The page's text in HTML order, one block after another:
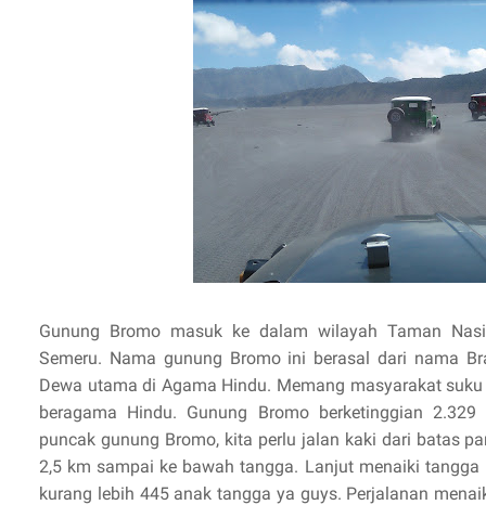
Gunung Bromo masuk ke dalam wilayah Taman
Semeru. Nama gunung Bromo ini berasal dari nama
Dewa utama di Agama Hindu. Memang masyarakat
beragama Hindu. Gunung Bromo berketinggian
puncak gunung Bromo, kita perlu jalan kaki dari batas
2,5 km sampai ke bawah tangga. Lanjut menaiki
kurang lebih 445 anak tangga ya guys. Perjalanan